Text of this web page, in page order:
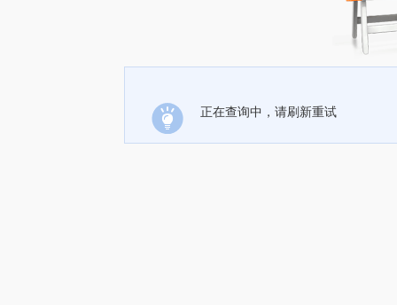
正在查询中，请刷新重试